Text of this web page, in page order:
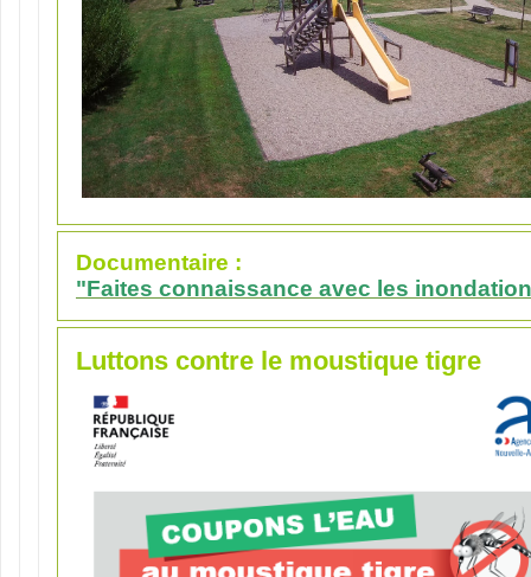
Documentaire :
"Faites connaissance avec les
Luttons contre le moustique tigre